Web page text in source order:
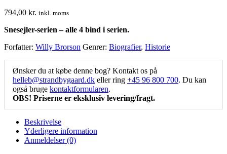
794,00 kr. inkl. moms
Snesejler-serien – alle 4 bind i serien.
Forfatter: Willy Brorson Genrer: Biografier, Historie
Ønsker du at købe denne bog? Kontakt os på
helleb@strandbygaard.dk eller ring +45 96 800 700. Du kan
også bruge kontaktformularen.
OBS! Priserne er eksklusiv levering/fragt.
Beskrivelse
Yderligere information
Anmeldelser (0)